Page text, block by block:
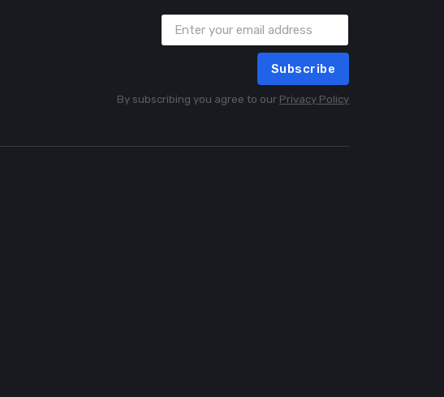
Subscribe
By subscribing you agree to our Privacy Policy